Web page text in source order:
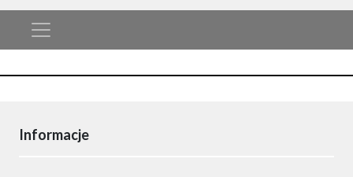
Informacje